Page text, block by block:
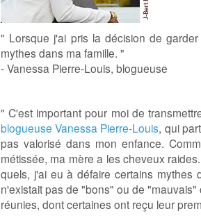
" Lorsque j'ai pris la décision de
mythes dans ma famille. "
- Vanessa Pierre-Louis, blogueuse
" C'est important pour moi de
blogueuse Vanessa Pierre-Louis, qui
pas valorisé dans mon enfance.
métissée, ma mère a les cheveux
quels, j'ai eu à défaire certains mythes
n'existait pas de "bons" ou de "mauvais"
réunies, dont certaines ont reçu leur